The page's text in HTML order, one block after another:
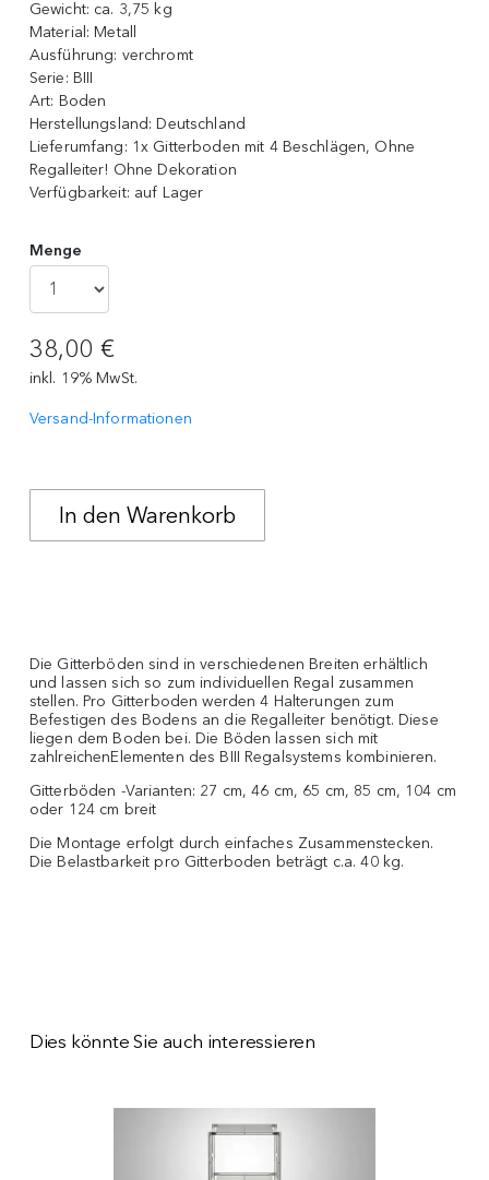
Gewicht: ca. 3,75 kg
Material: Metall
Ausführung: verchromt
Serie: BIII
Art: Boden
Herstellungsland: Deutschland
Lieferumfang: 1x Gitterboden mit 4 Beschlägen, Ohne
Regalleiter! Ohne Dekoration
Verfügbarkeit: auf Lager
Menge
38,00 €
inkl. 19% MwSt.
Versand-Informationen
Die Gitterböden sind in verschiedenen Breiten erhältlich
und lassen sich so zum individuellen Regal zusammen
stellen. Pro Gitterboden werden 4 Halterungen zum
Befestigen des Bodens an die Regalleiter benötigt. Diese
liegen dem Boden bei. Die Böden lassen sich mit
zahlreichenElementen des BIII Regalsystems kombinieren.
Gitterböden -Varianten: 27 cm, 46 cm, 65 cm, 85 cm, 104 cm
oder 124 cm breit
Die Montage erfolgt durch einfaches Zusammenstecken.
Die Belastbarkeit pro Gitterboden beträgt c.a. 40 kg.
Dies könnte Sie auch interessieren